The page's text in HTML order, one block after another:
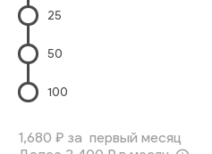
коммерческое пространство
25
50
100
1,680 ₽ за первый месяц